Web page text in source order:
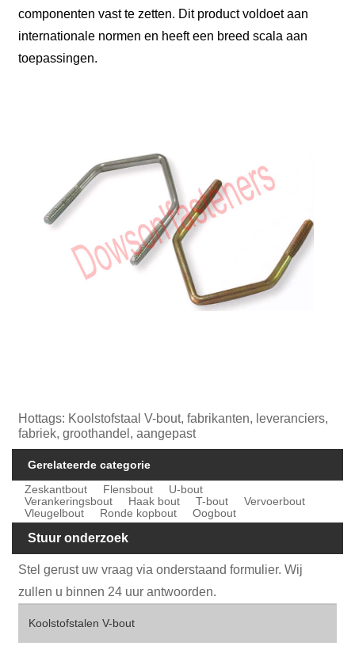
componenten vast te zetten. Dit product voldoet aan
internationale normen en heeft een breed scala aan
toepassingen.
Hottags: Koolstofstaal V-bout, fabrikanten, leveranciers,
fabriek, groothandel, aangepast
Gerelateerde categorie
Zeskantbout
Flensbout
U-bout
Verankeringsbout
Haak bout T-bout
Vervoerbout
Vleugelbout
Ronde kopbout Oogbout
Stuur onderzoek
Stel gerust uw vraag via onderstaand formulier. Wij
zullen u binnen 24 uur antwoorden.